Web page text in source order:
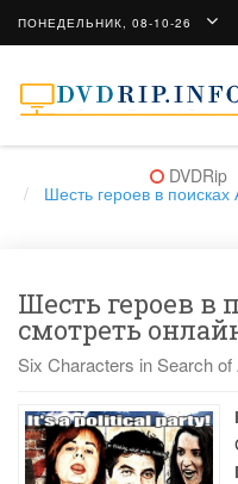
ПОНЕДЕЛЬНИК, 08-10-26
DVDRip
Шесть героев в
Шесть героев в
смотреть
Six Characters in Search